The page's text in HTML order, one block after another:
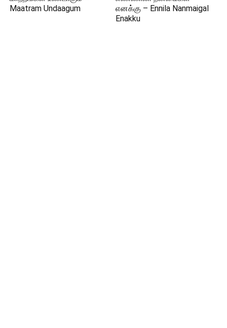
Maatram Undaagum
எனக்கு – Ennila Nanmaigal
Enakku